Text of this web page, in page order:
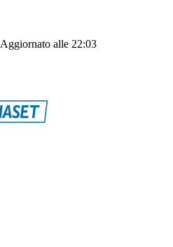
Aggiornato alle 22:03